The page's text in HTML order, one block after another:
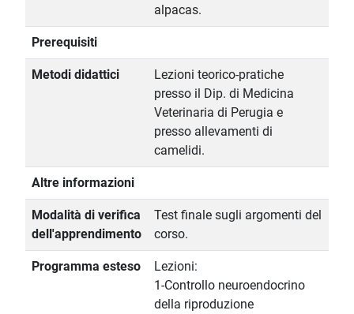
alpacas.
Prerequisiti
Metodi didattici
Lezioni teorico-pratiche
presso il Dip. di Medicina
Veterinaria di Perugia e
presso allevamenti di
camelidi.
Altre informazioni
Modalità di verifica
dell'apprendimento
Test finale sugli argomenti del
corso.
Programma esteso
Lezioni:
1-Controllo neuroendocrino
della riproduzione